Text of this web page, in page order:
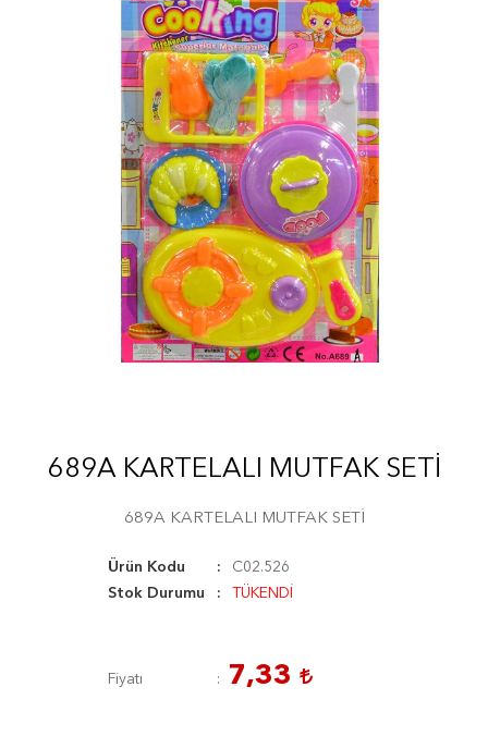
689A KARTELALI MUTFAK SETİ
689A KARTELALI MUTFAK SETİ
Ürün Kodu
C02.526
Stok Durumu
TÜKENDİ
Fiyatı 7,33